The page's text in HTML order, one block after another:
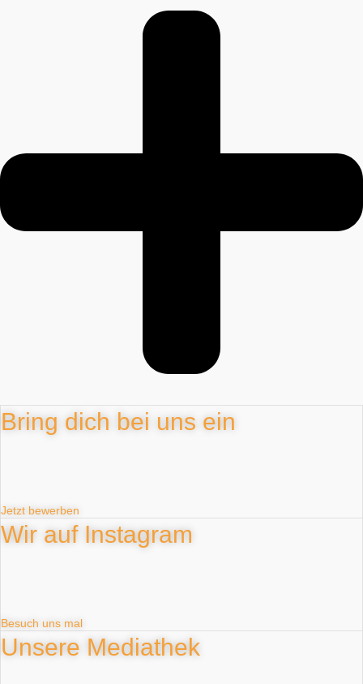
Bring dich bei uns ein
Jetzt bewerben
Wir auf Instagram
Besuch uns mal
Unsere Mediathek